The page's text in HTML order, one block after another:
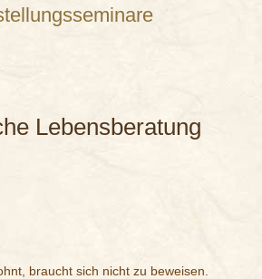
Lebensberatung
braucht sich nicht zu beweisen.